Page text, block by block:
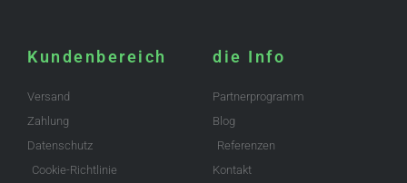
Kundenbereich
Versand
Zahlung
Datenschutz
Cookie-Richtlinie
die Info
Partnerprogramm
Blog
Referenzen
Kontakt